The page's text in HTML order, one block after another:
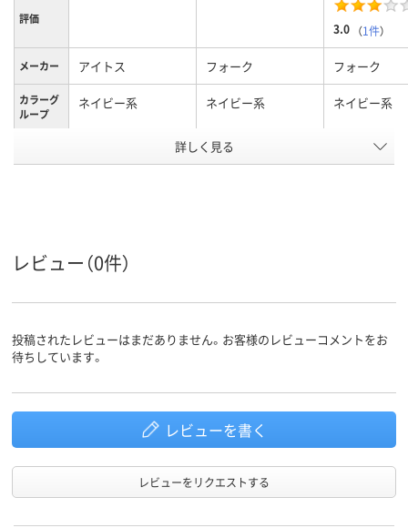
評価
3.0 （1件）
メーカー アイトス フォーク フォーク
カラーグ
ループ
ネイビー系 ネイビー系 ネイビー系
M
詳しく見る
レビュー（0件）
投稿されたレビューはまだありません。お客様のレビューコメントをお
待ちしています。
レビューを書く
レビューをリクエストする